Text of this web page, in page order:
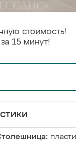
стоимость!
15 минут!